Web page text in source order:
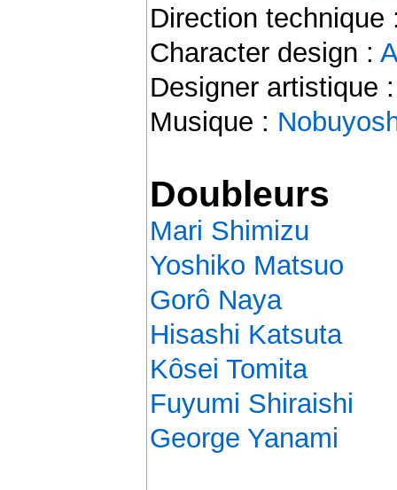
Direction
Character design :
Designer artistique
Musique :
Doubleurs
Mari Shimizu
Yoshiko Matsuo
Gorô Naya
Hisashi Katsuta
Kôsei Tomita
Fuyumi Shiraishi
George Yanami